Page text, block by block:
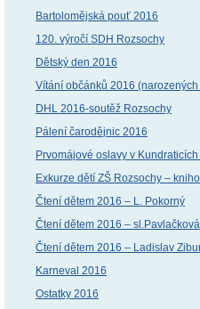
Bartolomějská pouť 2016
120. výročí SDH Rozsochy
Dětský den 2016
Vítání občánků 2016
DHL 2016-soutěž Rozsochy
Pálení čarodějnic 2016
Prvomájové oslavy v
Exkurze dětí ZŠ Rozsochy –
Čtení dětem 2016 – L. Pokorný
Čtení dětem 2016 –
Čtení dětem 2016 – Ladislav
Karneval 2016
Ostatky 2016